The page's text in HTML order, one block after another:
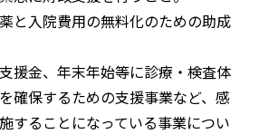
と入院費用の無料化のための助成
援金、年末年始等に診療・検査体
確保するための支援事業など、感
することになっている事業につい